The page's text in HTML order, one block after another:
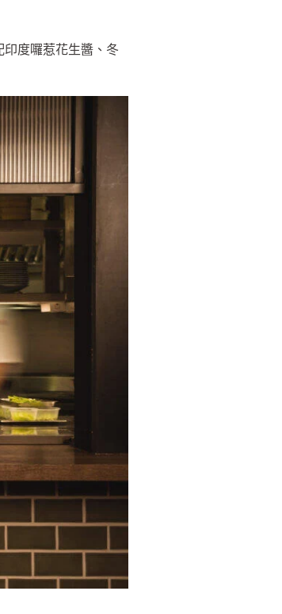
度囉惹花生醬、冬